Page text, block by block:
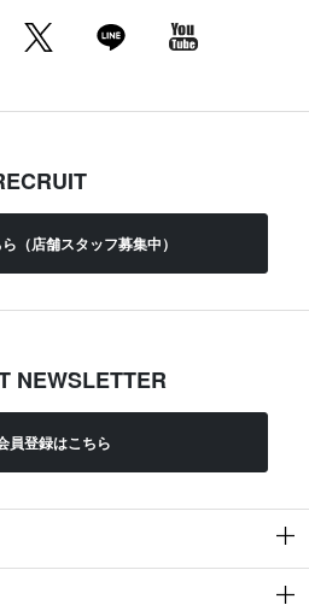
（店舗スタッフ募集中）
NEWSLETTER
員登録はこちら